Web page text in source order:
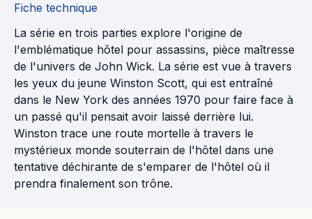
Fiche technique
La série en trois parties explore l'origine de
l'emblématique hôtel pour assassins, pièce maîtresse
de l'univers de John Wick. La série est vue à travers
les yeux du jeune Winston Scott, qui est entraîné
dans le New York des années 1970 pour faire face à
un passé qu'il pensait avoir laissé derrière lui.
Winston trace une route mortelle à travers le
mystérieux monde souterrain de l'hôtel dans une
tentative déchirante de s'emparer de l'hôtel où il
prendra finalement son trône.